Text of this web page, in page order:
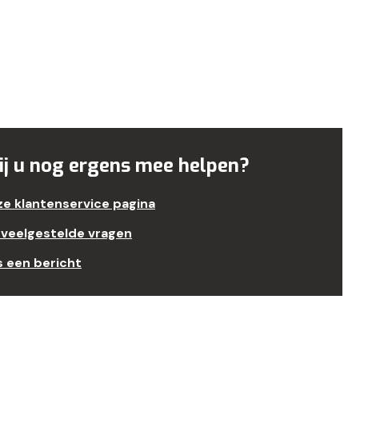
u nog ergens mee helpen?
klantenservice pagina
vragen
een bericht